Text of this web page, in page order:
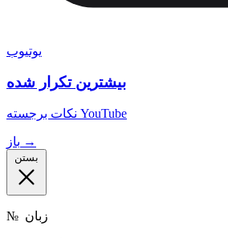
یوتیوب
بیشترین تکرار شده
نکات برجسته YouTube
باز →
بستن
№ زبان